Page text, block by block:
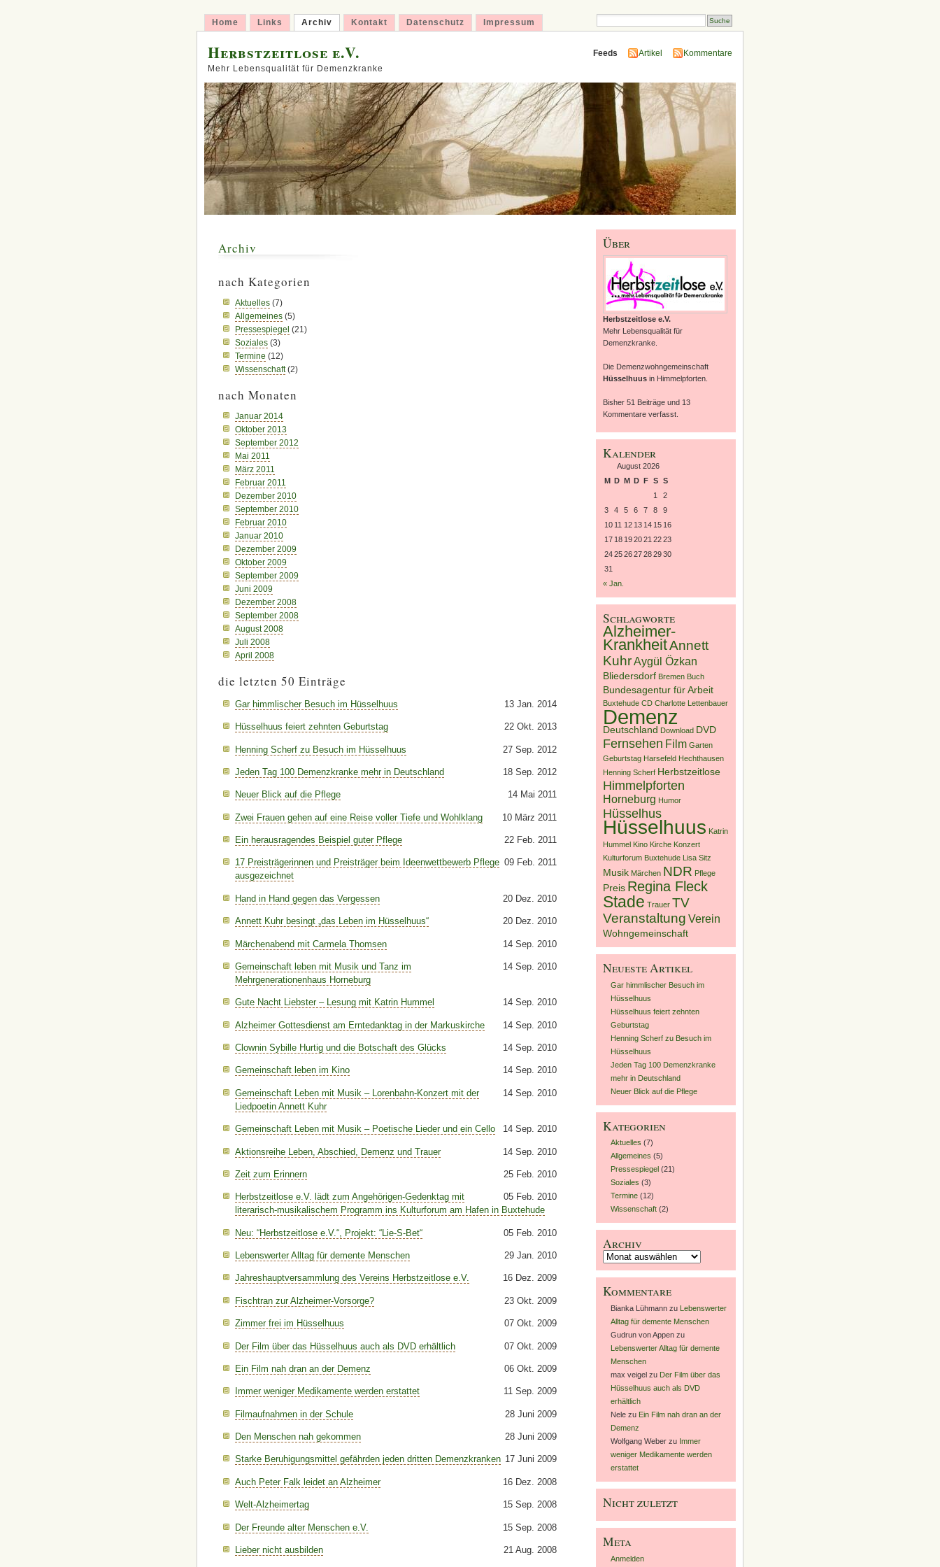
Home Links Archiv Kontakt Datenschutz Impressum
Herbstzeitlose e.V.
Mehr Lebensqualität für Demenzkranke
Feeds Artikel Kommentare
Archiv
nach Kategorien
Aktuelles (7)
Allgemeines (5)
Pressespiegel (21)
Soziales (3)
Termine (12)
Wissenschaft(2)
nach Monaten
Januar 2014
Oktober 2013
September 2012
Mai 2011
März 2011
Februar 2011
Dezember 2010
September 2010
Februar 2010
Januar 2010
Dezember 2009
Oktober 2009
September 2009
Juni 2009
Dezember 2008
September 2008
August 2008
Juli 2008
April 2008
die letzten 50 Einträge
13 Jan. 2014
Gar himmlischer Besuch im Hüsselhuus
22 Okt. 2013
Hüsselhuus feiert zehnten Geburtstag
27 Sep. 2012
Henning Scherf zu Besuch im Hüsselhuus
18 Sep. 2012
Jeden Tag 100 Demenzkranke mehr in Deutschland
14 Mai 2011
Neuer Blick auf die Pflege
10 März 2011
Zwei Frauen gehen auf eine Reise voller Tiefe und Wohlklang
22 Feb. 2011
Ein herausragendes Beispiel guter Pflege
09 Feb. 2011
17 Preisträgerinnen und Preisträger beim Ideenwettbewerb Pflege
ausgezeichnet
20 Dez. 2010
Hand in Hand gegen das Vergessen
20 Dez. 2010
Annett Kuhr besingt „das Leben im Hüsselhuus“
14 Sep. 2010
Märchenabend mit Carmela Thomsen
14 Sep. 2010
Gemeinschaft leben mit Musik und Tanz im
Mehrgenerationenhaus Horneburg
14 Sep. 2010
Gute Nacht Liebster – Lesung mit Katrin Hummel
14 Sep. 2010
Alzheimer Gottesdienst am Erntedanktag in der Markuskirche
14 Sep. 2010
Clownin Sybille Hurtig und die Botschaft des Glücks
14 Sep. 2010
Gemeinschaft leben im Kino
14 Sep. 2010
Gemeinschaft Leben mit Musik – Lorenbahn-Konzert mit der
Liedpoetin Annett Kuhr
14 Sep. 2010
Gemeinschaft Leben mit Musik – Poetische Lieder und ein Cello
14 Sep. 2010
Aktionsreihe Leben, Abschied, Demenz und Trauer
25 Feb. 2010
Zeit zum Erinnern
05 Feb. 2010
Herbstzeitlose e.V. lädt zum Angehörigen-Gedenktag mit
literarisch-musikalischem Programm ins Kulturforum am Hafen in Buxtehude
05 Feb. 2010
Neu: “Herbstzeitlose e.V.“, Projekt: “Lie-S-Bet“
29 Jan. 2010
Lebenswerter Alltag für demente Menschen
16 Dez. 2009
Jahreshauptversammlung des Vereins Herbstzeitlose e.V.
23 Okt. 2009
Fischtran zur Alzheimer-Vorsorge?
07 Okt. 2009
Zimmer frei im Hüsselhuus
07 Okt. 2009
Der Film über das Hüsselhuus auch als DVD erhältlich
06 Okt. 2009
Ein Film nah dran an der Demenz
11 Sep. 2009
Immer weniger Medikamente werden erstattet
28 Juni 2009
Filmaufnahmen in der Schule
28 Juni 2009
Den Menschen nah gekommen
17 Juni 2009
Starke Beruhigungsmittel gefährden jeden dritten Demenzkranken
16 Dez. 2008
Auch Peter Falk leidet an Alzheimer
15 Sep. 2008
Welt-Alzheimertag
15 Sep. 2008
Der Freunde alter Menschen e.V.
21 Aug. 2008
Lieber nicht ausbilden
Über
Herbstzeitlose e.V.
Mehr Lebensqualität für
Demenzkranke.
Die Demenzwohngemeinschaft
Hüsselhuus in Himmelpforten.
Bisher 51 Beiträge und 13
Kommentare verfasst.
Kalender
August 2026
M
D M D F S S
1
2
3
4 5 6 7 8
9
10 11 12 13 14 15 16
17 18 192021 2223
24252627282930
31
« Jan.
Schlagworte
Alzheimer-
KrankheitAnnett
KuhrAygül Özkan
Bliedersdorf Bremen Buch
Bundesagentur für Arbeit
Buxtehude CD Charlotte Lettenbauer
Demenz
Deutschland Download DVD
Fernsehen Film Garten
Geburtstag Harsefeld Hechthausen
Henning Scherf Herbstzeitlose
Himmelpforten
Horneburg Humor
Hüsselhus
Hüsselhuus Katrin
Hummel Kino Kirche Konzert
Kulturforum Buxtehude
Lisa Sitz
Musik Märchen NDR Pflege
Preis Regina Fleck
Stade Trauer TV
Veranstaltung Verein
Wohngemeinschaft
Neueste Artikel
Gar himmlischer Besuch im
Hüsselhuus
Hüsselhuus feiert zehnten
Geburtstag
Henning Scherf zu Besuch im
Hüsselhuus
Jeden Tag 100 Demenzkranke
mehr in Deutschland
Neuer Blick auf die Pflege
Kategorien
Aktuelles (7)
Allgemeines (5)
Pressespiegel (21)
Soziales (3)
Termine(12)
Wissenschaft(2)
Archiv
Archiv
Kommentare
Bianka Lühmannzu Lebenswerter
Alltag für demente Menschen
Gudrun von Appenzu
Lebenswerter Alltag für demente
Menschen
max veigelzu Der Film über das
Hüsselhuus auch als DVD
erhältlich
Nelezu Ein Film nah dran an der
Demenz
Wolfgang Weberzu Immer
weniger Medikamente werden
erstattet
Nicht zuletzt
Meta
Anmelden